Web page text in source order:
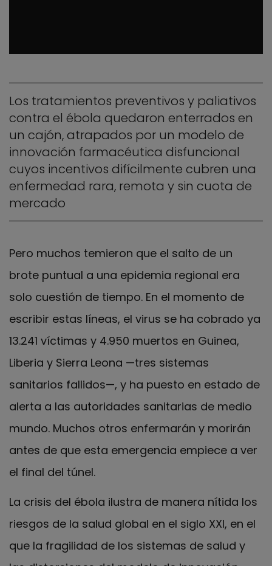
Los tratamientos preventivos y paliativos
contra el ébola quedaron enterrados en
un cajón, atrapados por un modelo de
innovación farmacéutica disfuncional
cuyos incentivos difícilmente cubren una
enfermedad rara, remota y sin cuota de
mercado
Pero muchos temieron que el salto de un
brote puntual a una epidemia regional era
solo cuestión de tiempo. En el momento de
escribir estas líneas, el virus se ha cobrado ya
13.241 víctimas y 4.950 muertos en Guinea,
Liberia y Sierra Leona —tres sistemas
sanitarios fallidos—, y ha puesto en estado de
alerta a las autoridades sanitarias de medio
mundo. Muchos otros enfermarán y morirán
antes de que esta emergencia empiece a ver
el final del túnel.
La crisis del ébola ilustra de manera nítida los
riesgos de la salud global en el siglo XXI, en el
que la fragilidad de los sistemas de salud y